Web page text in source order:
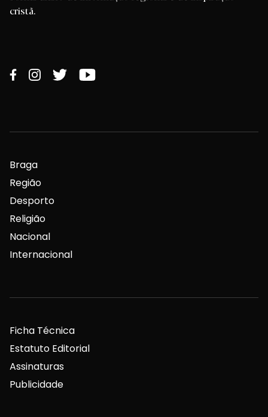
cristã.
Braga
Região
Desporto
Religião
Nacional
Internacional
Ficha Técnica
Estatuto Editorial
Assinaturas
Publicidade